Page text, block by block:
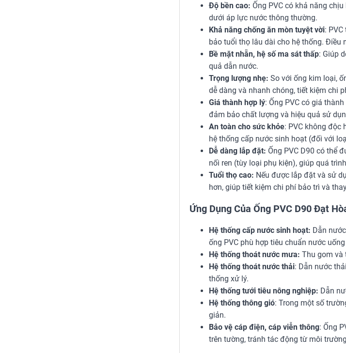
Độ bền cao: Ống PVC có khả năng
dưới áp lực nước thông thường.
Khả năng chống ăn mòn tuyệt vời:
bảo tuổi thọ lâu dài cho hệ thống. Điều
Bề mặt nhẵn, hệ số ma sát thấp: Giúp
quả dẫn nước.
Trọng lượng nhẹ: So với ống kim loại,
dễ dàng và nhanh chóng, tiết kiệm chi
Giá thành hợp lý: Ống PVC có giá
đảm bảo chất lượng và hiệu quả sử
An toàn cho sức khỏe: PVC không độc
hệ thống cấp nước sinh hoạt (đối với
Dễ dàng lắp đặt: Ống PVC D90 có thể
nối ren (tùy loại phụ kiện), giúp quá
Tuổi thọ cao: Nếu được lắp đặt và sử
hơn, giúp tiết kiệm chi phí bảo trì và
Ứng Dụng Của Ống PVC D90 Đạt
Hệ thống cấp nước sinh hoạt: Dẫn
ống PVC phù hợp tiêu chuẩn nước
Hệ thống thoát nước mưa: Thu gom và
Hệ thống thoát nước thải: Dẫn nước
thống xử lý.
Hệ thống tưới tiêu nông nghiệp: Dẫn
Hệ thống thông gió: Trong một số
giản.
Bảo vệ cáp điện, cáp viễn thông: Ống
trên tường, tránh tác động từ môi